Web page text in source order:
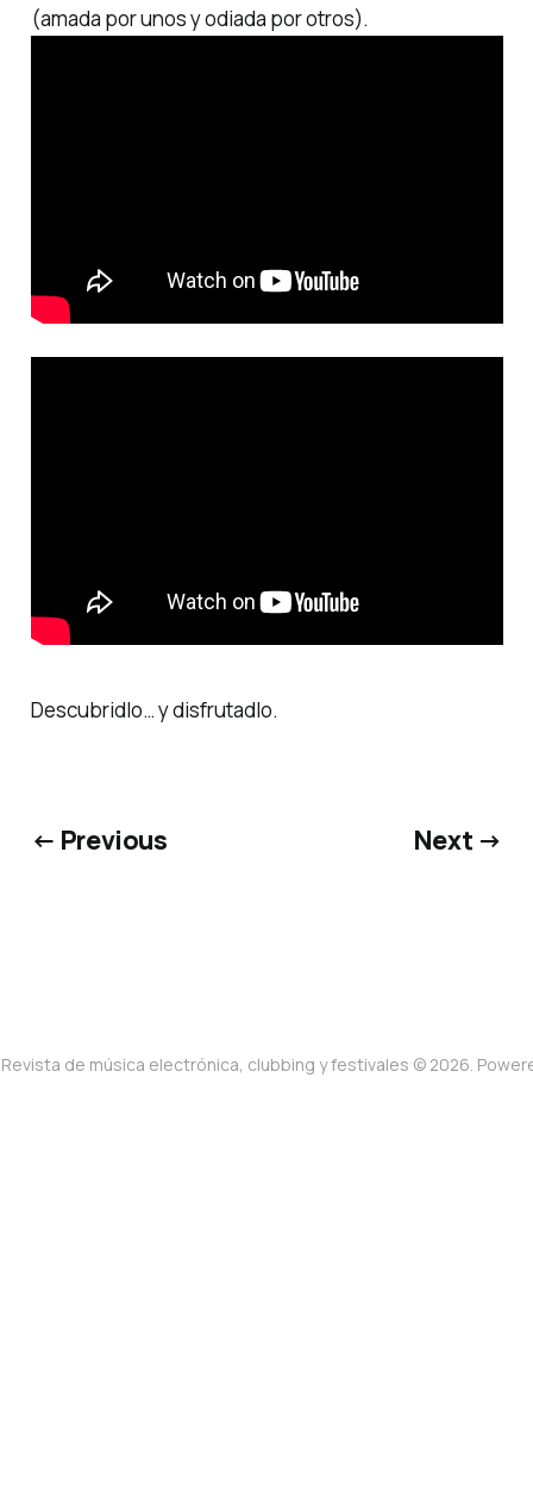
(amada por unos y odiada por otros).
Descubridlo… y disfrutadlo.
← Previous Next →
de música electrónica, clubbing y festivales © 2026.